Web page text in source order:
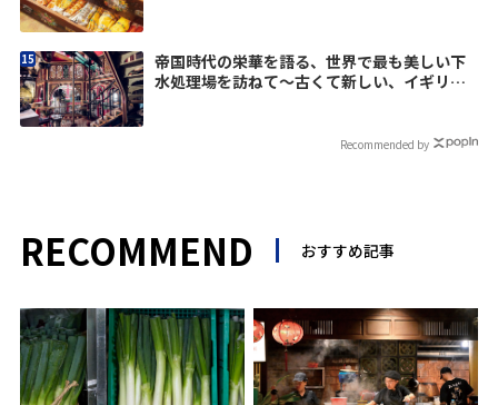
帝国時代の栄華を語る、世界で最も美しい下
水処理場を訪ねて〜古くて新しい、イギリス
Recommended by
RECOMMEND おすすめ記事